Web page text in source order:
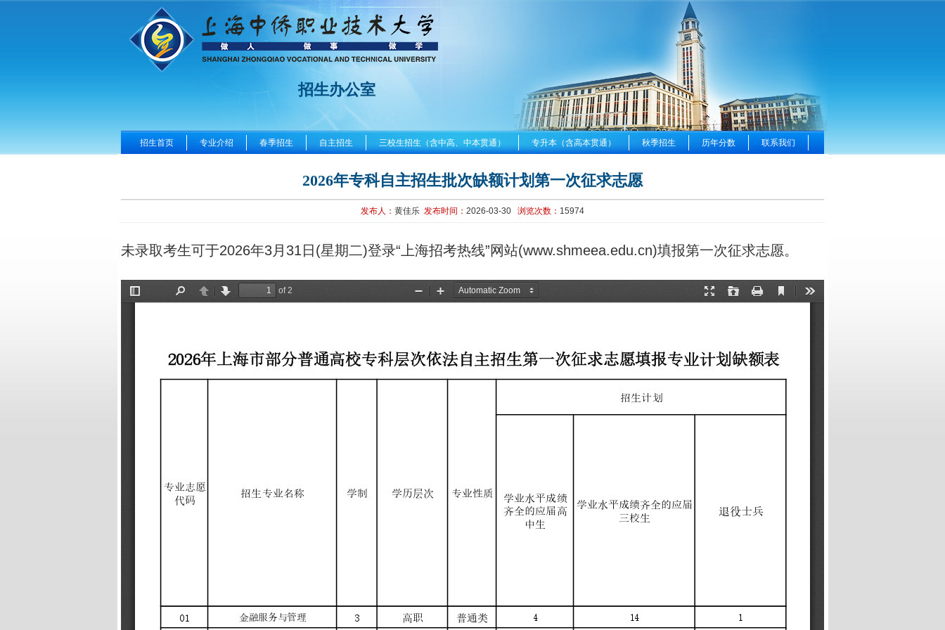
招生办公室
招生首页 专业介绍 春季招生 自主招生 三校生招生（含中高、中本贯通） 专升本（含高本贯通） 秋季招生 历年分数 联系我们
2026年专科自主招生批次缺额计划第一次征求志愿
发布人： 黄佳乐 发布时间： 2026-03-30 浏览次数： 15974
未录取考生可于2026年3月31日(星期二)登录“上海招考热线”网站(www.shmeea.edu.cn)填报第一次征求志愿。